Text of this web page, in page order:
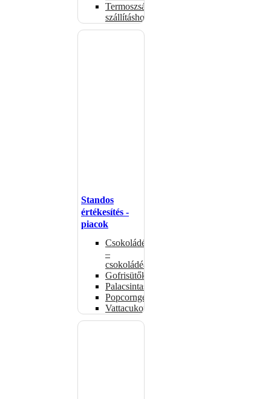
Termoszsákok
szállításhoz
Standos
értékesítés -
piacok
Csokoládémelegítők
–
csokoládéadagolók
Gofrisütők
Palacsintasütők
Popcorngépek
Vattacukorgép